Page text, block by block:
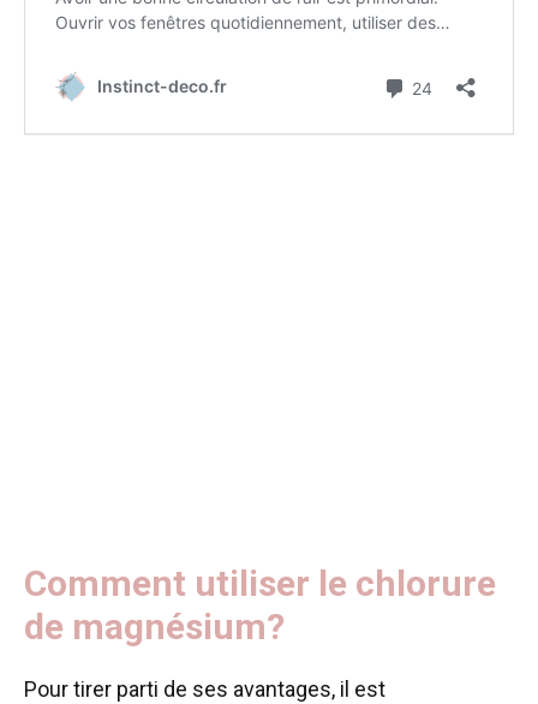
Comment utiliser le chlorure
de magnésium?
Pour tirer parti de ses avantages, il est